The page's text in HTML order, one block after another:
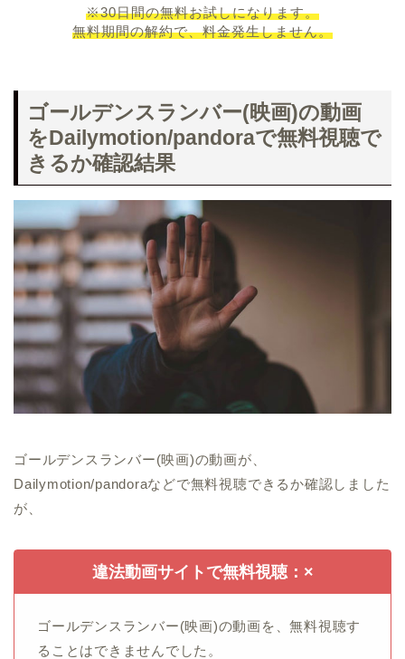
※30日間の無料お試しになります。
無料期間の解約で、料金発生しません。
ゴールデンスランバー(映画)の動画
をDailymotion/pandoraで無料視聴で
きるか確認結果
ゴールデンスランバー(映画)の動画が、
Dailymotion/pandoraなどで無料視聴できるか確認しました
が、
違法動画サイトで無料視聴：×
ゴールデンスランバー(映画)の動画を、無料視聴す
ることはできませんでした。